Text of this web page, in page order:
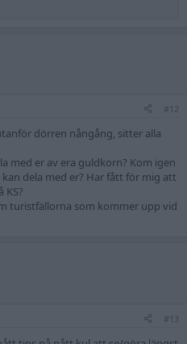
#12
dörren nångång, sitter alla
med er av era guldkorn? Kom igen
dela med er? Har fått för mig att
KS?
turistfällorna som kommer upp vid
#13